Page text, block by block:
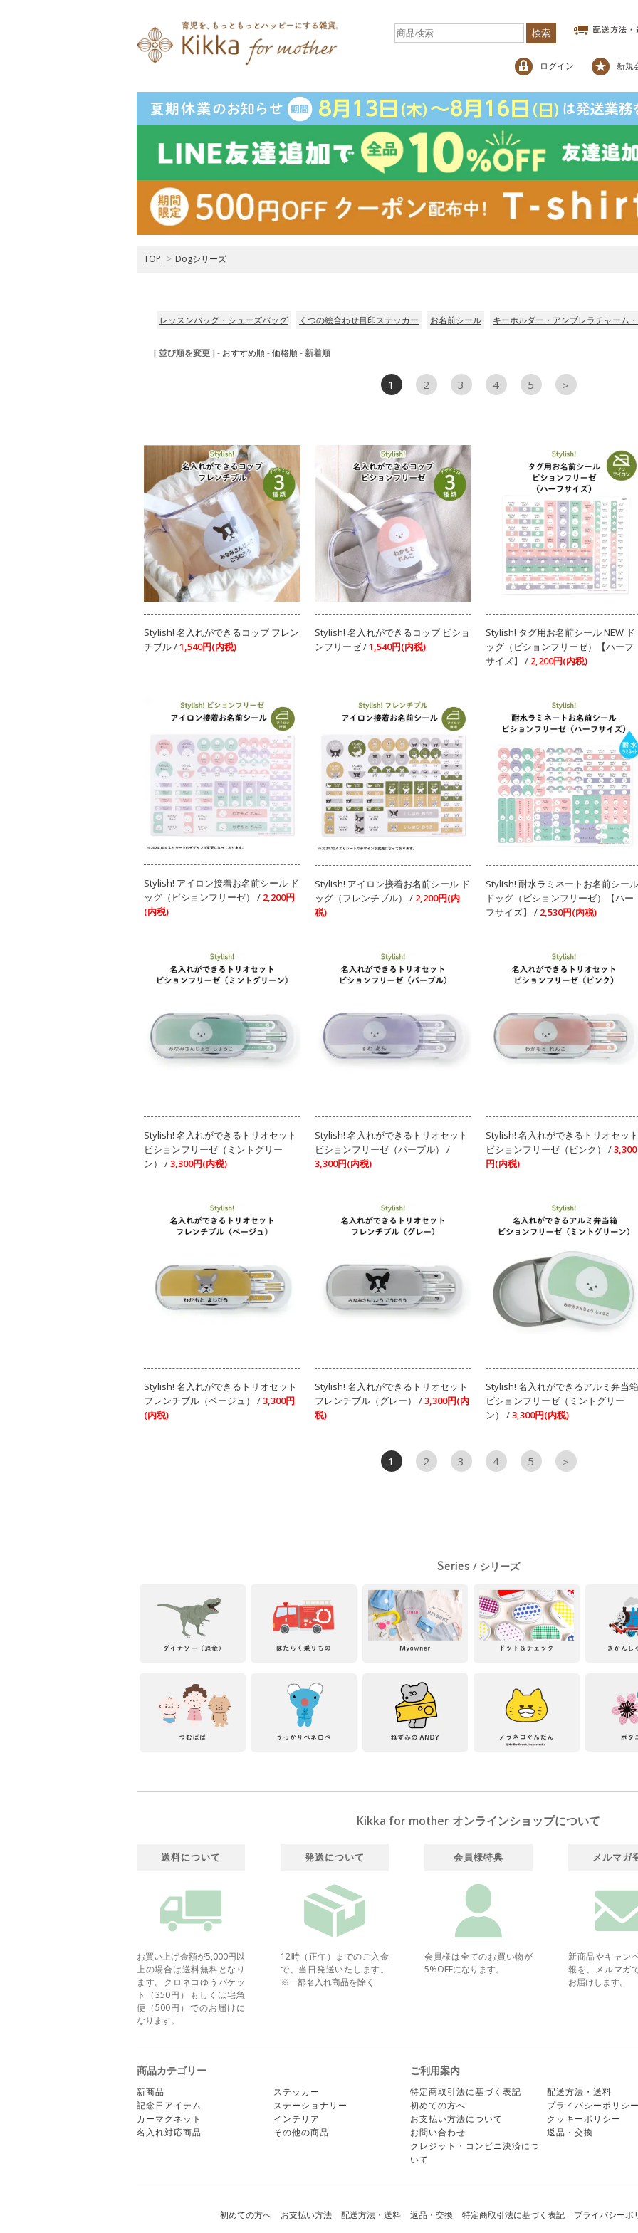
検索
ログイン 新規
TOP > Dogシリーズ
レッスンバッグ・シューズバッグ くつの絵合わせ目印ステッカー お名前シール キーホルダー・アンブレラチャーム
[ 並び順を変更 ] - おすすめ順-価格順-新着順
1 2 3 4 5 ＞
Stylish! 名入れができるコップ フレン
チブル /1,540円(内税)
Stylish! 名入れができるコップ ビショ
ンフリーゼ /1,540円(内税)
Stylish! タグ用お名前シール NEW ド
ッグ（ビションフリーゼ）【ハーフ
サイズ】 / 2,200円(内税)
Stylish! アイロン接着お名前シール ド
ッグ（ビションフリーゼ） / 2,200円
(内税)
Stylish! アイロン接着お名前シール ド
ッグ（フレンチブル） / 2,200円(内
税)
Stylish! 耐水ラミネートお名前シール
ドッグ（ビションフリーゼ）【ハー
フサイズ】 / 2,530円(内税)
Stylish! 名入れができるトリオセット
ビションフリーゼ（ミントグリー
ン） /3,300円(内税)
Stylish! 名入れができるトリオセット
ビションフリーゼ（パープル） /
3,300円(内税)
Stylish! 名入れができるトリオセット
ビションフリーゼ（ピンク） /3,300
円(内税)
Stylish! 名入れができるトリオセット
フレンチブル（ベージュ） /3,300円
(内税)
Stylish! 名入れができるトリオセット
フレンチブル（グレー） /3,300円(内
税)
Stylish! 名入れができるアルミ弁当箱
ビションフリーゼ（ミントグリー
ン） /3,300円(内税)
1 2 3 4 5 ＞
Series / シリーズ
Kikka for mother オンラインショップについて
送料について
お買い上げ金額が5,000円以
上の場合は送料無料となり
ます。クロネコゆうパケッ
ト（350円）もしくは宅急
便（500円）でのお届けに
なります。
発送について
12時（正午）までのご入金
で、当日発送いたします。
※一部名入れ商品を除く
会員様特典
会員様は全てのお買い物が
5%OFFになります。
メルマガ
新商品やキャン
報を、メルマガ
お届けします。
商品カテゴリー
新商品
ステッカー
記念日アイテム
ステーショナリー
カーマグネット
インテリア
名入れ対応商品
その他の商品
ご利用案内
特定商取引法に基づく表記
配送方法・送料
初めての方へ
プライバシーポリシ
お支払い方法について
クッキーポリシー
お問い合わせ
返品・交換
クレジット・コンビニ決済につ
いて
初めての方へ お支払い方法 配送方法・送料 返品・交換 特定商取引法に基づく表記 プライバシーポ